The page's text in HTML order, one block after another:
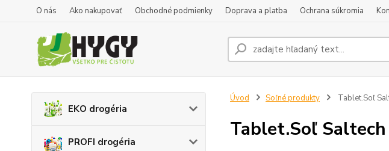
O nás Ako nakupovať Obchodné podmienky Doprava a platba Ochrana súkromia
EKO drogéria
PROFI drogéria
Úvod Soľné produkty Tablet.Soľ
Tablet.Soľ